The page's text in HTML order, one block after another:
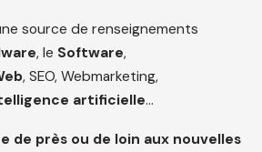
source de renseignements
, le Software,
, SEO, Webmarketing,
artificielle…
de près ou de loin aux nouvelles